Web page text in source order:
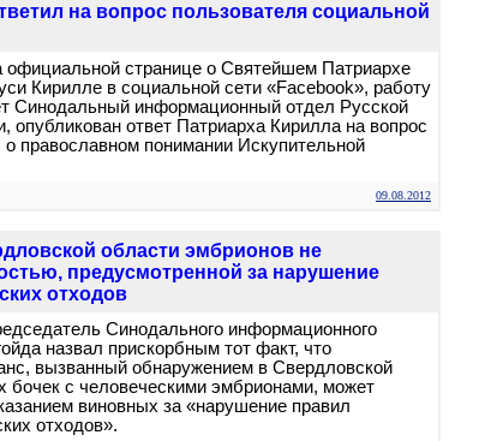
на вопрос пользователя социальной
официальной странице о Святейшем Патриархе
Кирилле в социальной сети «Facebook», работу
Синодальный информационный отдел Русской
опубликован ответ Патриарха Кирилла на вопрос
о православном понимании Искупительной
09.08.2012
области эмбрионов не
предусмотренной за нарушение
отходов
Синодального информационного
назвал прискорбным тот факт, что
вызванный обнаружением в Свердловской
бочек с человеческими эмбрионами, может
виновных за «нарушение правил
отходов».